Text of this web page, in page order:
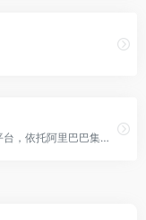
阿里妈妈，品牌优选的消费者资产投资平台，依托阿里巴巴集团商业数据分析能力和超级媒体矩阵，为客户提供全链路的消费者运营解决方案,让商业营销更加简单高效